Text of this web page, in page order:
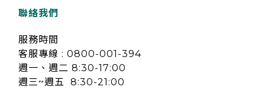
聯絡我們
服務時間
客服專線 : 0800-001-394
週一、週二 8:30-17:00
週三~週五 8:30-21:00